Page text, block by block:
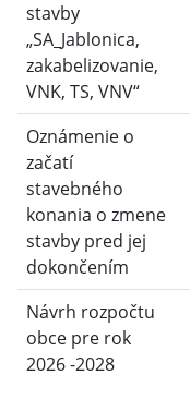
stavby
„SA_Jablonica,
zakabelizovanie,
VNK, TS, VNV“
Oznámenie o
začatí
stavebného
konania o zmene
stavby pred jej
dokončením
Návrh rozpočtu
obce pre rok
2026 -2028